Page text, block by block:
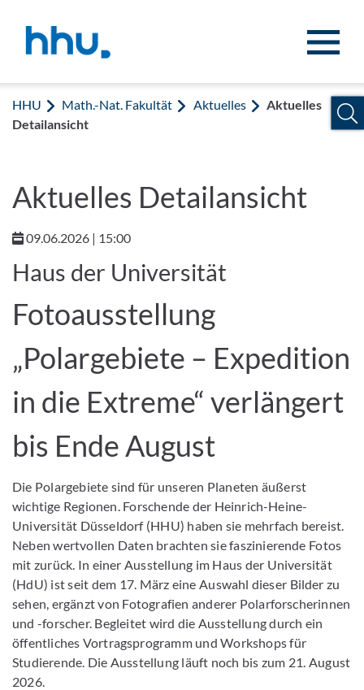
HHU Math.-Nat. Fakultät Aktuelles
Aktuelles
Detailansicht
Aktuelles Detailansicht
09.06.2026 | 15:00
Haus der Universität
Fotoausstellung
„Polargebiete – Expedition
in die Extreme“ verlängert
bis Ende August
Die Polargebiete sind für unseren Planeten äußerst
wichtige Regionen. Forschende der Heinrich-Heine-
Universität Düsseldorf (HHU) haben sie mehrfach bereist.
Neben wertvollen Daten brachten sie faszinierende Fotos
mit zurück. In einer Ausstellung im Haus der Universität
(HdU) ist seit dem 17. März eine Auswahl dieser Bilder zu
sehen, ergänzt von Fotografien anderer Polarforscherinnen
und -forscher. Begleitet wird die Ausstellung durch ein
öffentliches Vortragsprogramm und Workshops für
Studierende. Die Ausstellung läuft noch bis zum 21. August
2026.